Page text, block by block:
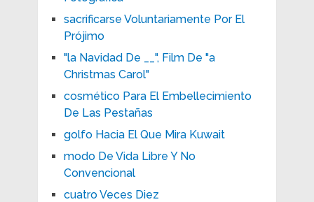
sacrificarse Voluntariamente Por El
Prójimo
"la Navidad De __", Film De "a
Christmas Carol"
cosmético Para El Embellecimiento
De Las Pestañas
golfo Hacia El Que Mira Kuwait
modo De Vida Libre Y No
Convencional
cuatro Veces Diez